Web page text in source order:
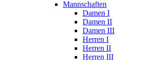
Mannschaften
Damen I
Damen II
Damen III
Herren I
Herren II
Herren III